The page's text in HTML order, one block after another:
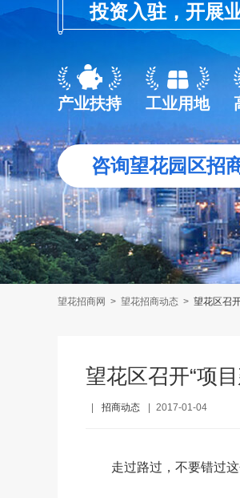
投资入驻，开展
产业扶持 工业用地
咨询望花园区招
望花招商网 > 望花招商动态 > 望花区召
望花区召开“项
招商动态 2017-01-04
走过路过，不要错过这